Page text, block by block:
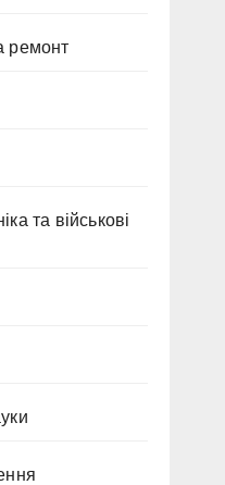
ремонт
та військові